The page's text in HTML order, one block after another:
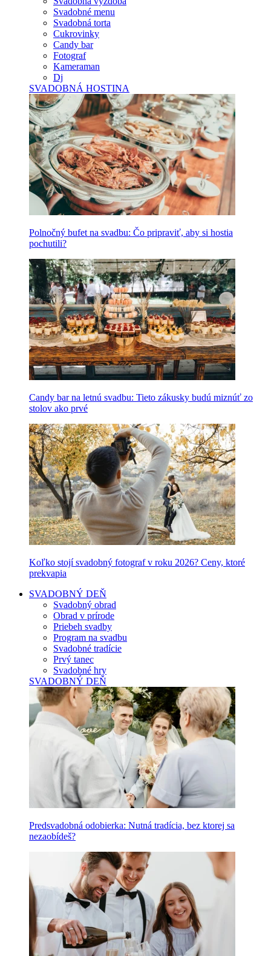
Svadobné menu
Svadobná torta
Cukrovinky
Candy bar
Fotograf
Kameraman
Dj
SVADOBNÁ HOSTINA
Polnočný bufet na svadbu: Čo pripraviť, aby si hostia
pochutili?
Candy bar na letnú svadbu: Tieto zákusky budú miznúť zo
stolov ako prvé
Koľko stojí svadobný fotograf v roku 2026? Ceny, ktoré
prekvapia
SVADOBNÝ DEŇ
Svadobný obrad
Obrad v prírode
Priebeh svadby
Program na svadbu
Svadobné tradície
Prvý tanec
Svadobné hry
SVADOBNÝ DEŇ
Predsvadobná odobierka: Nutná tradícia, bez ktorej sa
nezaobídeš?